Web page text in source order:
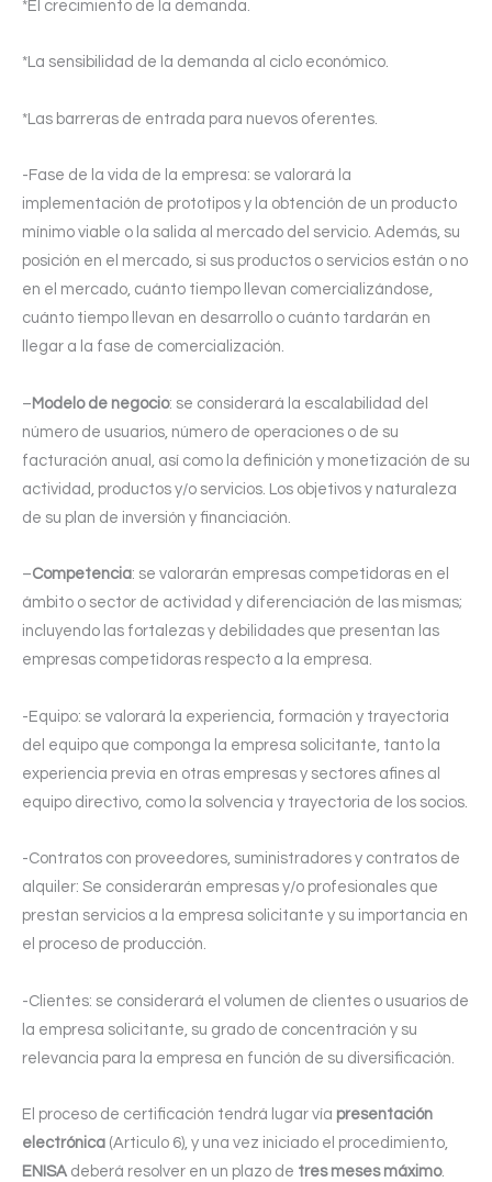
*El crecimiento de la demanda.
*La sensibilidad de la demanda al ciclo económico.
*Las barreras de entrada para nuevos oferentes.
-Fase de la vida de la empresa: se valorará la
implementación de prototipos y la obtención de un producto
mínimo viable o la salida al mercado del servicio. Además, su
posición en el mercado, si sus productos o servicios están o no
en el mercado, cuánto tiempo llevan comercializándose,
cuánto tiempo llevan en desarrollo o cuánto tardarán en
llegar a la fase de comercialización.
– Modelo de negocio: se considerará la escalabilidad del
número de usuarios, número de operaciones o de su
facturación anual, así como la definición y monetización de su
actividad, productos y/o servicios. Los objetivos y naturaleza
de su plan de inversión y financiación.
–Competencia: se valorarán empresas competidoras en el
ámbito o sector de actividad y diferenciación de las mismas;
incluyendo las fortalezas y debilidades que presentan las
empresas competidoras respecto a la empresa.
-Equipo: se valorará la experiencia, formación y trayectoria
del equipo que componga la empresa solicitante, tanto la
experiencia previa en otras empresas y sectores afines al
equipo directivo, como la solvencia y trayectoria de los socios.
-Contratos con proveedores, suministradores y contratos de
alquiler: Se considerarán empresas y/o profesionales que
prestan servicios a la empresa solicitante y su importancia en
el proceso de producción.
-Clientes: se considerará el volumen de clientes o usuarios de
la empresa solicitante, su grado de concentración y su
relevancia para la empresa en función de su diversificación.
El proceso de certificación tendrá lugar vía presentación
electrónica (Articulo 6), y una vez iniciado el procedimiento,
ENISA deberá resolver en un plazo de tres meses máximo.